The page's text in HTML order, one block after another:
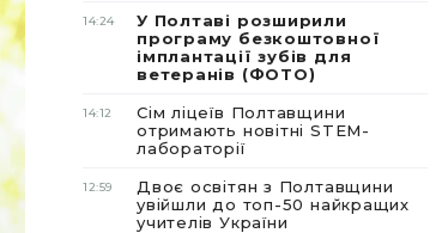
14:24
У Полтаві розширили
програму безкоштовної
імплантації зубів для
ветеранів (ФОТО)
14:12
Сім ліцеїв Полтавщини
отримають новітні STEM-
лабораторії
12:59
Двоє освітян з Полтавщини
увійшли до топ-50 найкращих
учителів України